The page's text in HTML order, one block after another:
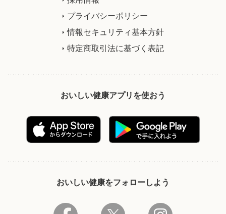
プライバシーポリシー
情報セキュリティ基本方針
特定商取引法に基づく表記
おいしい健康アプリを使おう
おいしい健康をフォローしよう